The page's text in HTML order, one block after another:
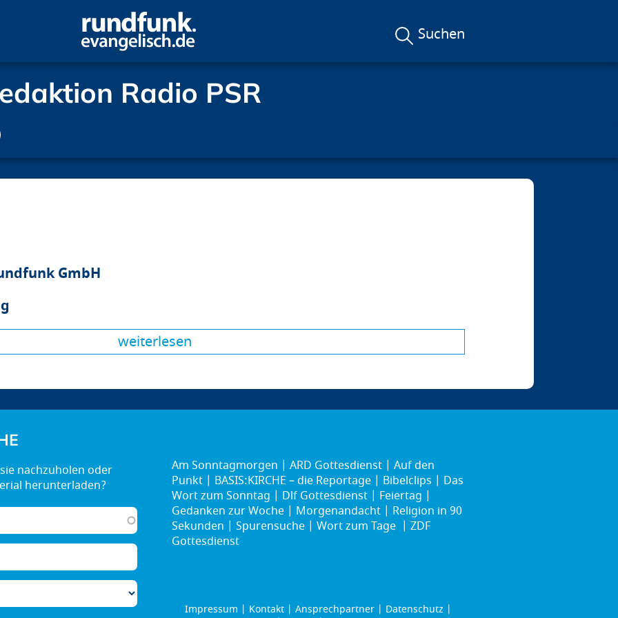
Suchen
Radio PSR
Radio PSR
GmbH
weiterlesen
Am Sonntagmorgen ARD Gottesdienst
Auf den
Punkt
BASIS:KIRCHE – die Reportage Bibelclips
Das
Wort zum Sonntag
Dlf Gottesdienst
Feiertag
Gedanken zur Woche
Morgenandacht
Religion in 90
Sekunden
Spurensuche Wort zum Tage
ZDF
Gottesdienst
Impressum Kontakt Ansprechpartner
Datenschutz